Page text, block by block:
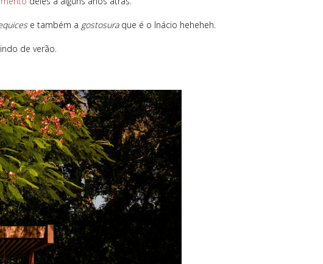
e também a gostosuraque é o Inácio heheheh.
de verão.